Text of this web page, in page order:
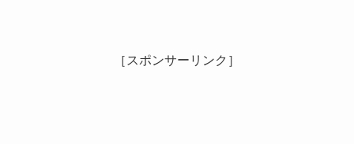
［スポンサーリンク］